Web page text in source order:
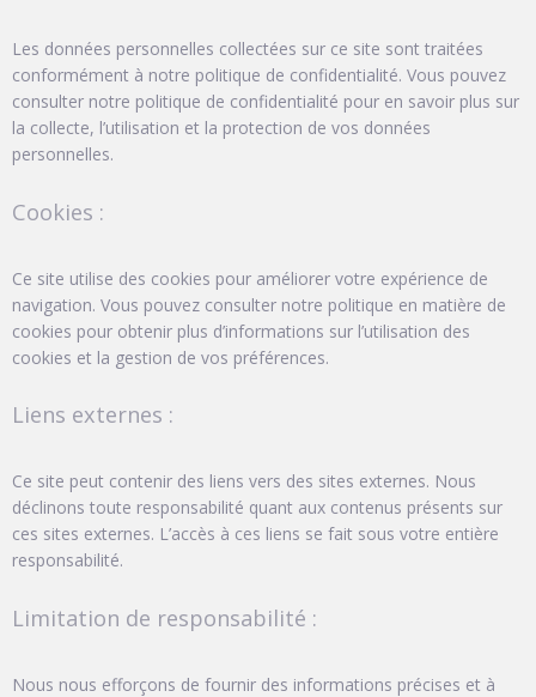
Les données personnelles collectées sur ce site sont traitées
conformément à notre politique de confidentialité. Vous pouvez
consulter notre politique de confidentialité pour en savoir plus sur
la collecte, l’utilisation et la protection de vos données
personnelles.
Cookies :
Ce site utilise des cookies pour améliorer votre expérience de
navigation. Vous pouvez consulter notre politique en matière de
cookies pour obtenir plus d’informations sur l’utilisation des
cookies et la gestion de vos préférences.
Liens externes :
Ce site peut contenir des liens vers des sites externes. Nous
déclinons toute responsabilité quant aux contenus présents sur
ces sites externes. L’accès à ces liens se fait sous votre entière
responsabilité.
Limitation de responsabilité :
Nous nous efforçons de fournir des informations précises et à